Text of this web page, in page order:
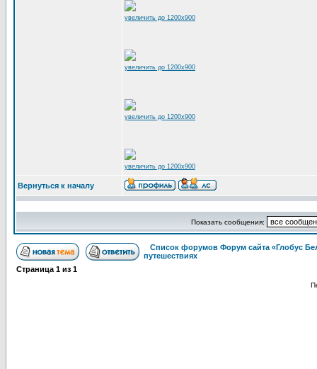
увеличить до 1200x900
увеличить до 1200x900
увеличить до 1200x900
увеличить до 1200x900
Вернуться к началу
Показать сообщения:
Список форумов Форум сайта «Глобус
путешествиях
Страница 1 из 1